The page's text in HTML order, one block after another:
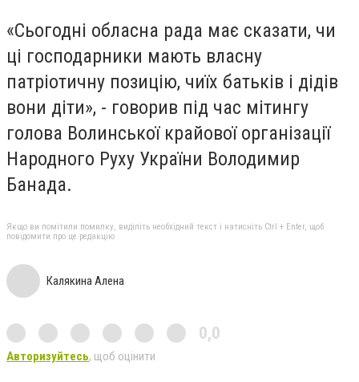
«Сьогодні обласна рада має сказати, чи
ці господарники мають власну
патріотичну позицію, чиїх батьків і дідів
вони діти», - говорив під час мітингу
голова Волинської крайової організації
Народного Руху України Володимир
Банада.
Якщо ви помітили помилку, виділіть необхідний текст і натисніть Ctrl + Enter, щоб
повідомити про це редакцію
Калякина Алена
0,0
Авторизуйтесь, щоб оцінити